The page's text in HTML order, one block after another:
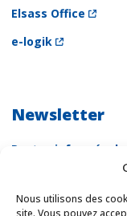
Nous utilisons des
site. Vous pouvez
Elsass Office
e-logik
Newsletter
Restez informés
Email *